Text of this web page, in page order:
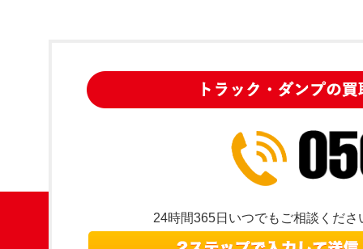
24時間365日いつでもご相談くださ